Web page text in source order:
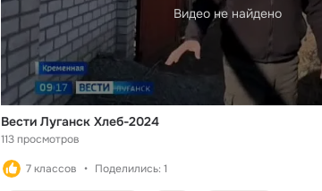
Видео не найдено
Вести Луганск Хлеб-2024
113 просмотров
7 классов Поделились: 1